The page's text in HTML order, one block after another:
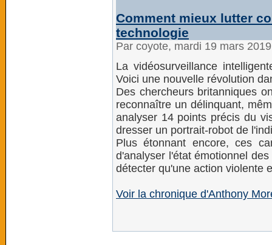
Comment mieux lutter
technologie
Par coyote, mardi 19 mars
La vidéosurveillance
Voici une nouvelle révolution
Des chercheurs britanniques
reconnaître un délinquant,
analyser 14 points précis du
dresser un portrait-robot de
Plus étonnant encore, ces
d'analyser l'état émotionnel
détecter qu'une action violente
Voir la chronique d'Anthony